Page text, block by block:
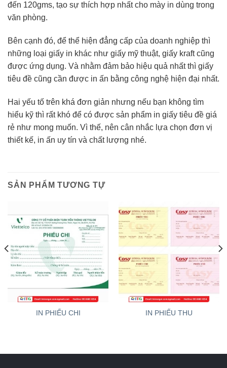
đến 120gms, tạo sự thích hợp nhất cho mày in dùng trong
văn phòng.
Bên cạnh đó, để thể hiện đẳng cấp của doanh nghiệp thì
những loại giấy in khác như giấy mỹ thuật, giấy kraft cũng
được ứng dụng. Và nhằm đảm bảo hiệu quả nhất thì giấy
tiêu đề cũng cần được in ấn bằng công nghệ hiện đại nhất.
Hai yếu tố trên khá đơn giản nhưng nếu bạn không tìm
hiểu kỹ thì rất khó để có được sản phẩm in giấy tiêu đề giá
rẻ như mong muốn. Vì thế, nên cân nhắc lựa chọn đơn vị
thiết kế, in ấn uy tín và chất lượng nhé.
SẢN PHẨM TƯƠNG TỰ
IN PHIẾU CHI IN PHIẾU THU